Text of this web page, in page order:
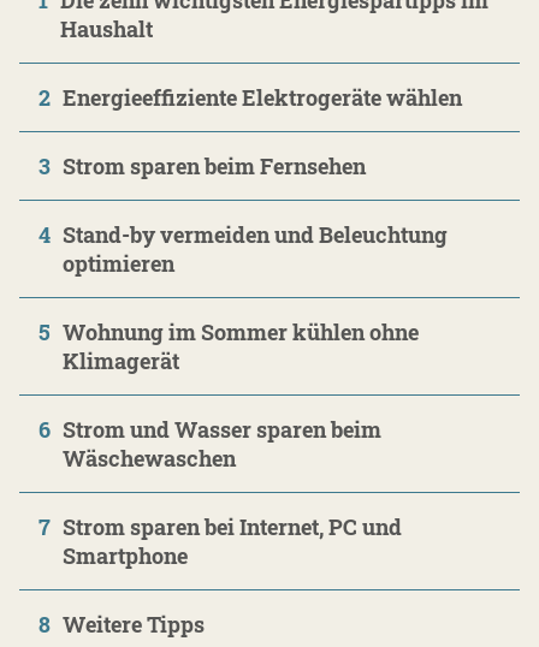
Haushalt
2 Energieeffiziente Elektrogeräte wählen
3 Strom sparen beim Fernsehen
4 Stand-by vermeiden und Beleuchtung
optimieren
5 Wohnung im Sommer kühlen ohne
Klimagerät
6 Strom und Wasser sparen beim
Wäschewaschen
7 Strom sparen bei Internet, PC und
Smartphone
8 Weitere Tipps